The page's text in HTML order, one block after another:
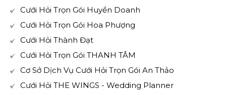
Cưới Hỏi Trọn Gói Huyền Doanh
Cưới Hỏi Trọn Gói Hoa Phượng
Cưới Hỏi Thành Đạt
Cưới Hỏi Trọn Gói THANH TÂM
Cơ Sở Dịch Vụ Cưới Hỏi Trọn Gói An Thảo
Cưới Hỏi THE WINGS - Wedding Planner